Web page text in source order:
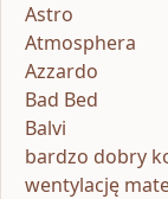
Astro
Atmosphera
Azzardo
Bad Bed
Balvi
bardzo dobry
wentylację